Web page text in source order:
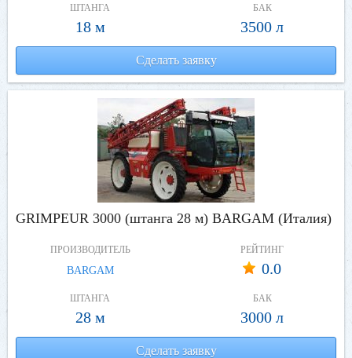
ШТАНГА
18 м
БАК
3500 л
Сделать заявку
GRIMPEUR 3000 (штанга 28 м) BARGAM (Италия)
ПРОИЗВОДИТЕЛЬ
BARGAM
РЕЙТИНГ
0.0
ШТАНГА
28 м
БАК
3000 л
Сделать заявку